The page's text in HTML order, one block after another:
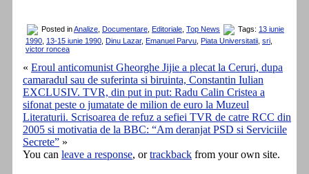
Posted inAnalize Documentare Editoriale Top News Tags: 13 iunie
1990 13-15 iunie 1990 Dinu Lazar, Emanuel Parvu Piata Universitatii sri
victor roncea
« Eroul anticomunist Gheorghe Jijie a plecat la Ceruri, dupa
camaradul sau de suferinta si biruinta, Constantin Iulian
EXCLUSIV. TVR, din put in put: Radu Calin Cristea a
sifonat peste o jumatate de milion de euro la Muzeul
Literaturii. Scrisoarea de refuz a sefiei TVR de catre RCC din
2005 si motivatia de la BBC: “Am deranjat PSD si Serviciile
Secrete” »
You can leave a response, ortrackback from your own site.